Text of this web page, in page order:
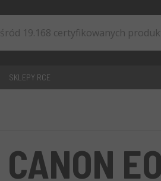
SKLEPY RCE
CANON